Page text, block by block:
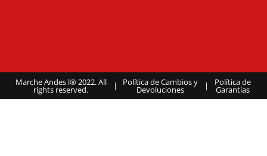
Marche Andes l® 2022. All
rights reserved. | Política de Cambios y
Devoluciones | Política de
Garantías